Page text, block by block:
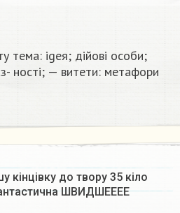
тема: igeя; дійові особи;
ності; — витети: метафори
кінцівку до твору 35 кіло
ШВИДШЕЕЕЕ